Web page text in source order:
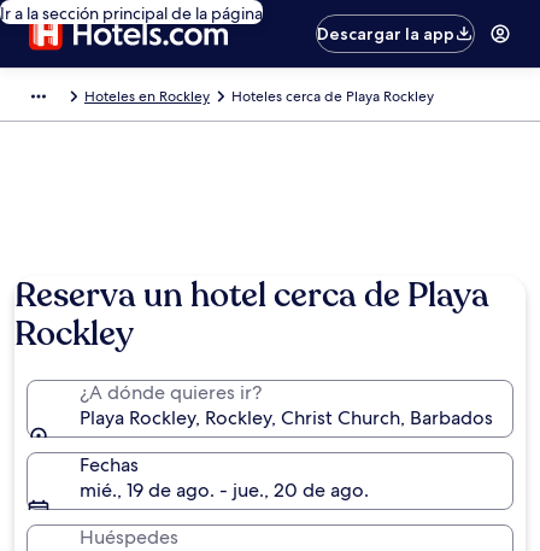
Ir a la sección principal de la página
Descargar la app
Hoteles en Rockley Hoteles cerca de Playa Rockley
Reserva un hotel cerca de Playa
Rockley
¿A dónde quieres ir?
Playa Rockley, Rockley, Christ Church, Barbados
Fechas
mié., 19 de ago. - jue., 20 de ago.
Huéspedes